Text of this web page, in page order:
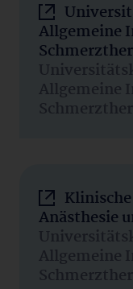
Allgemeine
Allgemeine
Anästhesie
Allgemeine